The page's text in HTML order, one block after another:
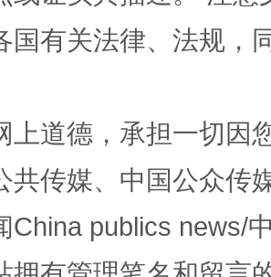
球赛在茂县开幕 规模
国有关法律、法规，
上道德，承担一切因
共传媒、中国公众传
China publics news/